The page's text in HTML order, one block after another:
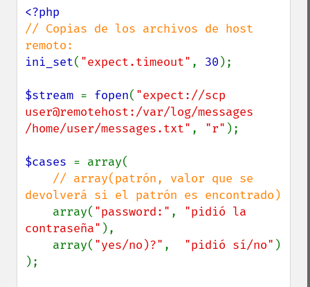
// Copias de los archivos de host
ini_set( "expect.timeout" , 30 );
$stream = fopen( "expect://scp
user@remotehost:/var/log/messages
/home/user/messages.txt" , "r" );
$cases = array(
// array(patrón, valor que se
devolverá si el patrón es encontrado)
array( "password:" , "pidió la
contraseña" ),
    array(
"yes/no)?" , "pidió sí/no" )
);